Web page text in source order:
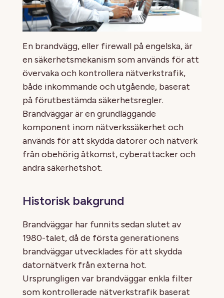
En brandvägg, eller firewall på engelska, är
en säkerhetsmekanism som används för att
övervaka och kontrollera nätverkstrafik,
både inkommande och utgående, baserat
på förutbestämda säkerhetsregler.
Brandväggar är en grundläggande
komponent inom nätverkssäkerhet och
används för att skydda datorer och nätverk
från obehörig åtkomst, cyberattacker och
andra säkerhetshot.
Historisk bakgrund
Brandväggar har funnits sedan slutet av
1980-talet, då de första generationens
brandväggar utvecklades för att skydda
datornätverk från externa hot.
Ursprungligen var brandväggar enkla filter
som kontrollerade nätverkstrafik baserat